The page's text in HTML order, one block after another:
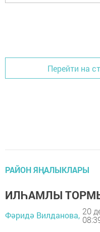
Перейти на
РАЙОН ЯҢАЛЫКЛАРЫ
ИЛҺАМЛЫ
Фәридә Вилданова, 20